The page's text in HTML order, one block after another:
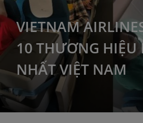
VIETNAM
10 THƯƠNG
NHẤT VIỆT NAM